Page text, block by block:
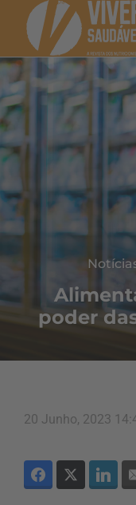
poder
20 Junho, 2023